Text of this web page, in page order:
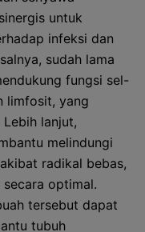
untuk
infeksi dan
sudah lama
fungsi sel-
limfosit, yang
lanjut,
melindungi
radikal bebas,
optimal.
tersebut dapat
tubuh